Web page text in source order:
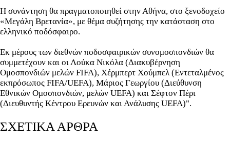
Η συνάντηση θα πραγματοποιηθεί στην Αθήνα, στο ξενοδοχείο
«Μεγάλη Βρετανία», με θέμα συζήτησης την κατάσταση στο
ελληνικό ποδόσφαιρο.
Εκ μέρους των διεθνών ποδοσφαιρικών συνομοσπονδιών θα
συμμετέχουν και οι Λούκα Νικόλα (Διακυβέρνηση
Ομοσπονδιών μελών FIFA), Χέρμπερτ Χούμπελ (Εντεταλμένος
εκπρόσωπος FIFA/UEFA), Μάριος Γεωργίου (Διεύθυνση
Εθνικών Ομοσπονδιών, μελών UEFA) και Σέφτον Πέρι
(Διευθυντής Κέντρου Ερευνών και Ανάλυσης UEFA)".
ΣΧΕΤΙΚΑ ΑΡΘΡΑ